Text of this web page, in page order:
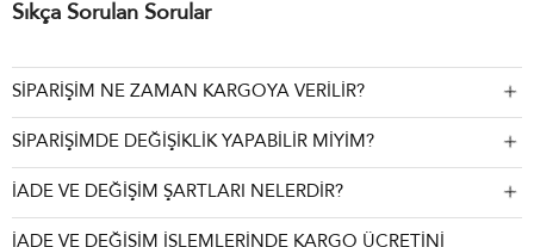
Sıkça Sorulan Sorular
SİPARİŞİM NE ZAMAN KARGOYA VERİLİR?
SİPARİŞİMDE DEĞİŞİKLİK YAPABİLİR MİYİM?
İADE VE DEĞİŞİM ŞARTLARI NELERDİR?
İADE VE DEĞİŞİM İŞLEMLERİNDE KARGO ÜCRETİNİ